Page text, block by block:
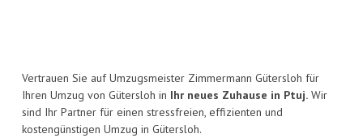
Vertrauen Sie auf Umzugsmeister Zimmermann Gütersloh für
Ihren Umzug von Gütersloh in Ihr neues Zuhause in Ptuj. Wir
sind Ihr Partner für einen stressfreien, effizienten und
kostengünstigen Umzug in Gütersloh.